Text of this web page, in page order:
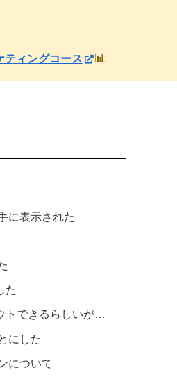
ティングコース 📊
に表示された
た
トできるらしいが…
にした
について